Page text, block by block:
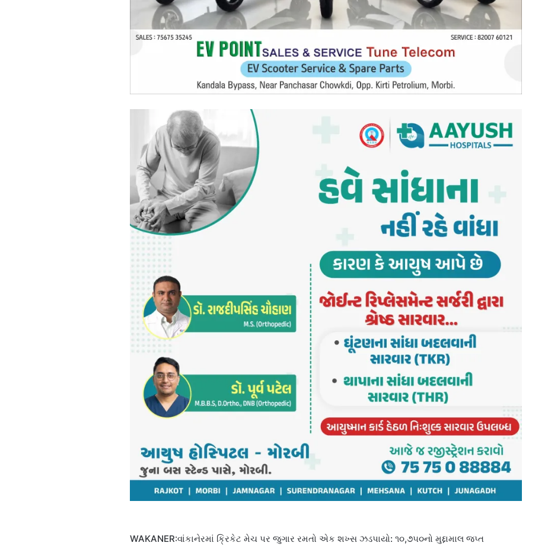
WAKANER:વાંકાનેરમાં ક્રિકેટ મેચ પર જુગાર રમતો એક શખ્સ ઝડપાયો: ૧૦,૭૫૦નો મુદ્દામાલ જપ્ત